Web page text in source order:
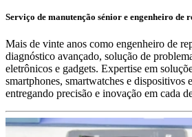
Serviço de manutenção sénior e engenheiro de
Mais de vinte anos como engenheiro de
diagnóstico avançado, solução de
eletrônicos e gadgets. Expertise em
smartphones, smartwatches e dispositivos
entregando precisão e inovação em cada